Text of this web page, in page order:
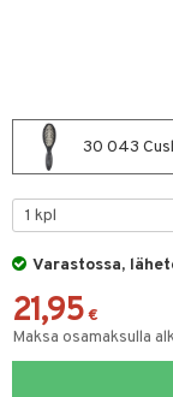
30 043
Varastossa,
21,95 €
Maksa osamaksulla
& Antifrizz
tuotteet
& Geeli